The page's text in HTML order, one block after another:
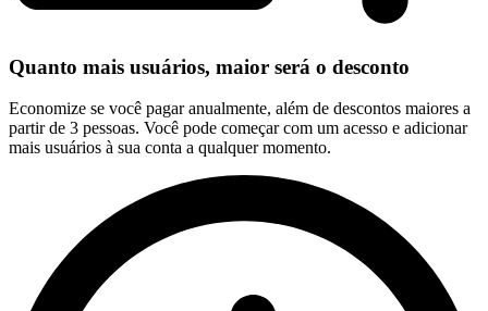
Quanto mais usuários, maior será o desconto
Economize se você pagar anualmente, além de descontos maiores a
partir de 3 pessoas. Você pode começar com um acesso e adicionar
mais usuários à sua conta a qualquer momento.